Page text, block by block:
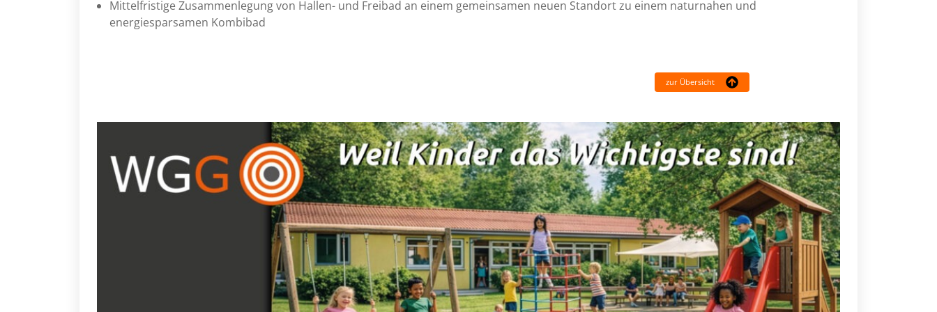
Mittelfristige Zusammenlegung von Hallen- und Freibad an einem gemeinsamen neuen Standort zu einem naturnahen und
energiesparsamen Kombibad
zur Übersicht